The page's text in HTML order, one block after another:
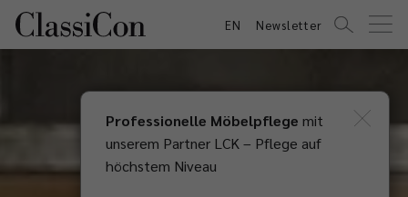
EN Newsletter
Professionelle Möbelpflege mit
unserem Partner LCK – Pflege auf
höchstem Niveau